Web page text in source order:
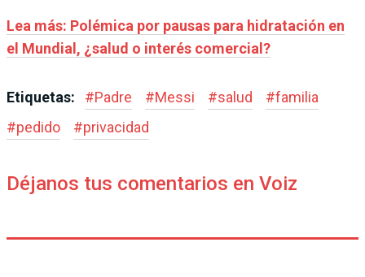
Lea más: Polémica por pausas para hidratación en
el Mundial, ¿salud o interés comercial?
Etiquetas: #Padre #Messi #salud #familia
#pedido #privacidad
Déjanos tus comentarios en Voiz